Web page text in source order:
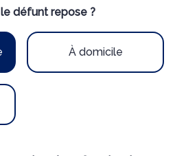
défunt repose ?
À domicile